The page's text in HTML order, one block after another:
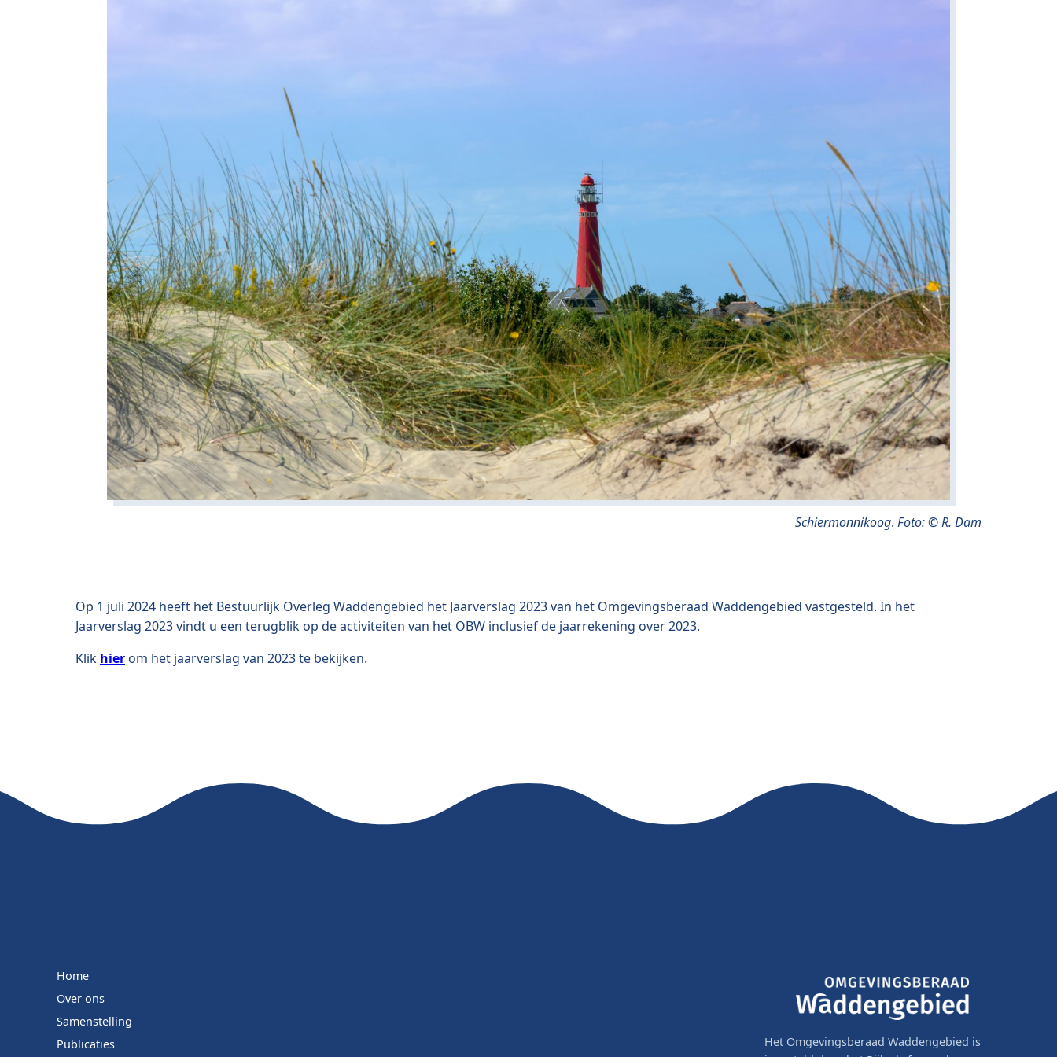
Schiermonnikoog. Foto: © R. Dam
Op 1 juli 2024 heeft het Bestuurlijk Overleg Waddengebied het Jaarverslag 2023 van het Omgevingsberaad Waddengebied vastgesteld. In het
Jaarverslag 2023 vindt u een terugblik op de activiteiten van het OBW inclusief de jaarrekening over 2023.
Klik hierom het jaarverslag van 2023 te bekijken.
Home
Over ons
Samenstelling
Publicaties
Het Omgevingsberaad Waddengebied is